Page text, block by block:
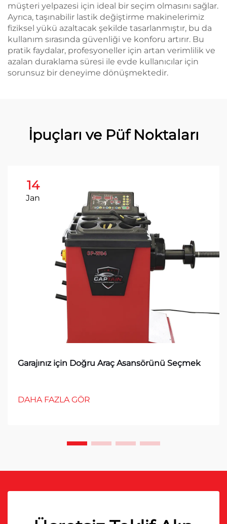
müşteri yelpazesi için ideal bir seçim olmasını sağlar.
Ayrıca, taşınabilir lastik değiştirme makinelerimiz
fiziksel yükü azaltacak şekilde tasarlanmıştır, bu da
kullanım sırasında güvenliği ve konforu artırır. Bu
pratik faydalar, profesyoneller için artan verimlilik ve
azalan duraklama süresi ile evde kullanıcılar için
sorunsuz bir deneyime dönüşmektedir.
İpuçları ve Püf Noktaları
14
Jan
Garajınız için Doğru Araç Asansörünü Seçmek
DAHA FAZLA GÖR